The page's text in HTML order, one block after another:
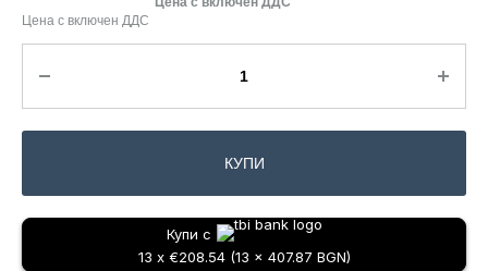
КУПИ
Купи с
13 x €208.54 (13 x 407.87 BGN)